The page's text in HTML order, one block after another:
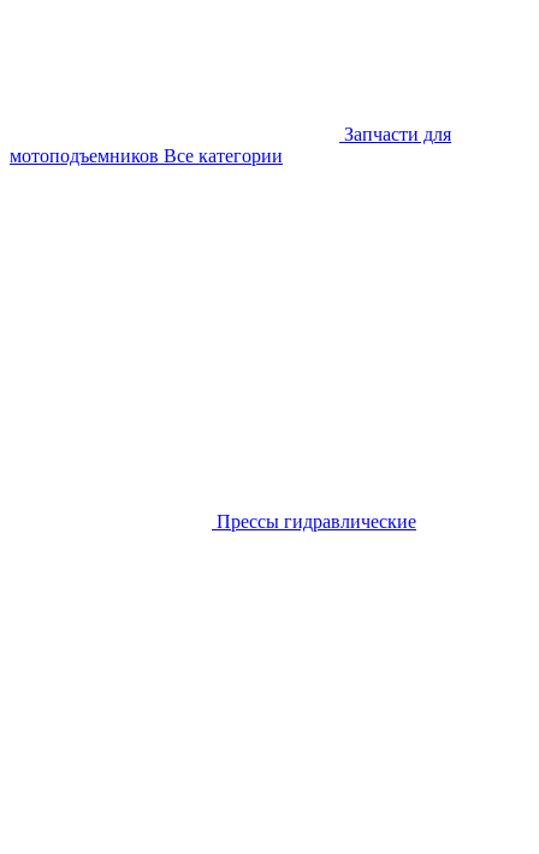
Запчасти для
мотоподъемников Все категории
Прессы гидравлические